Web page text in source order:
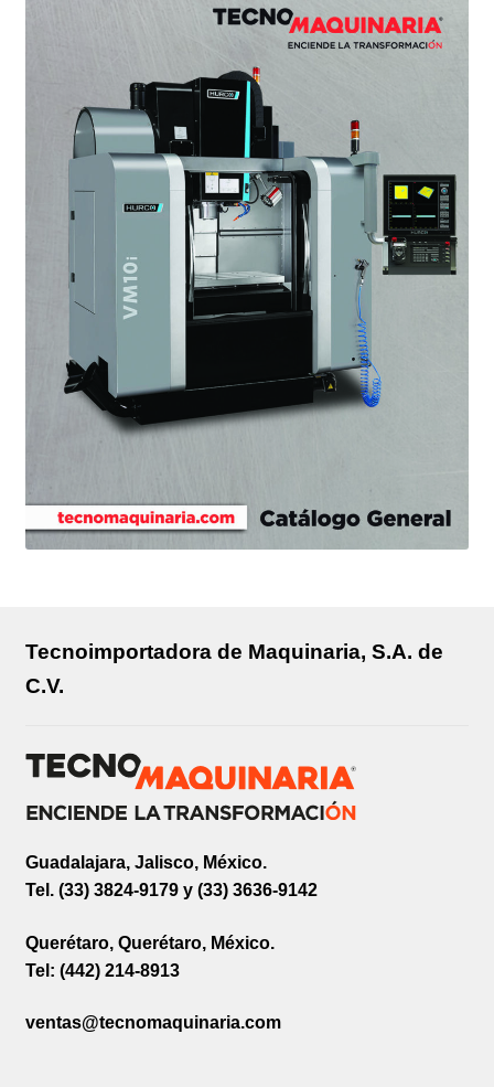
Tecnoimportadora de Maquinaria, S.A. de
C.V.
Guadalajara, Jalisco, México.
Tel. (33) 3824-9179 y (33) 3636-9142
Querétaro, Querétaro, México.
Tel: (442) 214-8913
ventas@tecnomaquinaria.com